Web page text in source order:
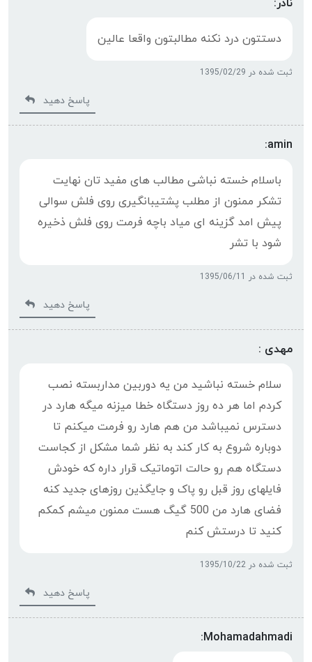
نادر:
دستتون درد نکنه مطالبتون واقعا عالین
ثبت شده در 1395/02/29
پاسخ دهید
amin:
باسلام خسته نباشی مطالب های مفید تان نهایت
تشکر ممنون از مطلب پشتیبانگیری روی فلش سوالی
پیش امد گزینه ای میاد باچه فرمت روی فلش ذخیره
شود با تشر
ثبت شده در 1395/06/11
پاسخ دهید
مهدی :
سلام خسته نباشید من یه دوربین مداربسته نصب
کردم اما هر ده روز دستگاه خطا میزنه میگه هارد در
دسترس نمیباشد من هم هارد رو فرمت میکنم تا
دوباره شروع به کار کند به نظر شما مشکل از کجاست
دستگاه هم رو حالت اتوماتیک قرار داره که خودش
فایلهای روز قبل رو پاک و جایگذین روزهای جدید کنه
فضای هارد من 500 گیگ هست ممنون میشم کمکم
کنید تا درستش کنم
ثبت شده در 1395/10/22
پاسخ دهید
Mohamadahmadi: